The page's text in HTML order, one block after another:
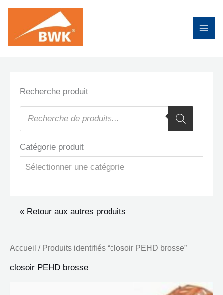
contenu
Recherche produit
Recherche
de
Catégorie produit
Sélectionner une catégorie
« Retour aux autres produits
Accueil / Produits identifiés “closoir PEHD brosse”
closoir PEHD brosse